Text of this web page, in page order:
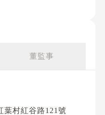
董監事
葉村紅谷路121號